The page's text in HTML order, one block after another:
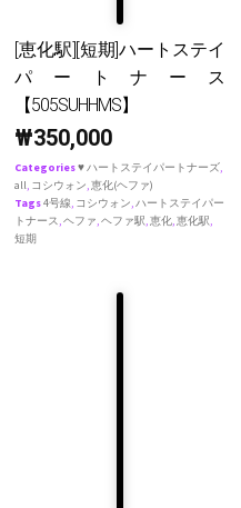
[恵化駅][短期]ハートステイ
パートナース
【505SUHHMS】
₩350,000
Categories♥ ハートステイパートナーズ
all コシウォン 恵化(ヘファ)
Tags4号線 コシウォン ハートステイパー
トナース ヘファ ヘファ駅 恵化 恵化駅
短期